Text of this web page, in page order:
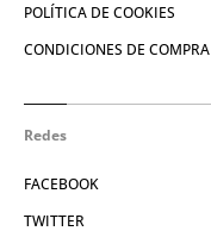
POLÍTICA DE COOKIES
CONDICIONES DE COMPRA
Redes
FACEBOOK
TWITTER